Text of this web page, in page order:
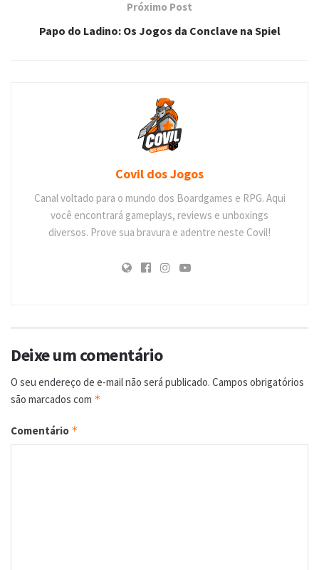
Próximo Post
Papo do Ladino: Os Jogos da Conclave na Spiel
Covil dos Jogos
Canal voltado para o mundo dos Boardgames e RPG. Aqui
você encontrará gameplays, reviews e unboxings
diversos. Prove sua bravura e adentre neste Covil!
Deixe um comentário
O seu endereço de e-mail não será publicado. Campos obrigatórios
são marcados com *
Comentário *